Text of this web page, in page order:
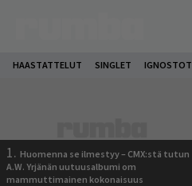
HAASTATTELUT SINGLET IGNOSTOT
1. Huomenna se ilmestyy – CMX:stä tutun
A.W. Yrjänän uutuusalbumi om
mammuttimainen kokonaisuus